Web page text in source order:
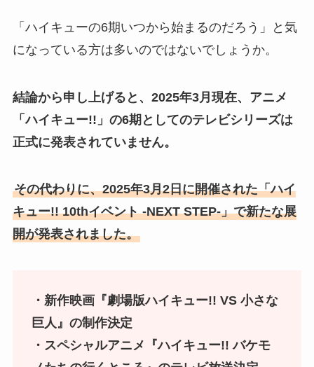
「ハイキューの6期いつから始まるのだろう」と気
になっている方は多いのではないでしょうか。
結論から申し上げると、2025年3月現在、アニメ
「ハイキュー!!」の6期としてのテレビシリーズは
正式に発表されていません。
その代わりに、2025年3月2日に開催された「ハイ
キュー!! 10thイベント -NEXT STEP-」で新たな展
開が発表されました。
・新作映画『劇場版ハイキュー!! VS 小さな
巨人』の制作決定
・スペシャルアニメ『ハイキュー!! バケモ